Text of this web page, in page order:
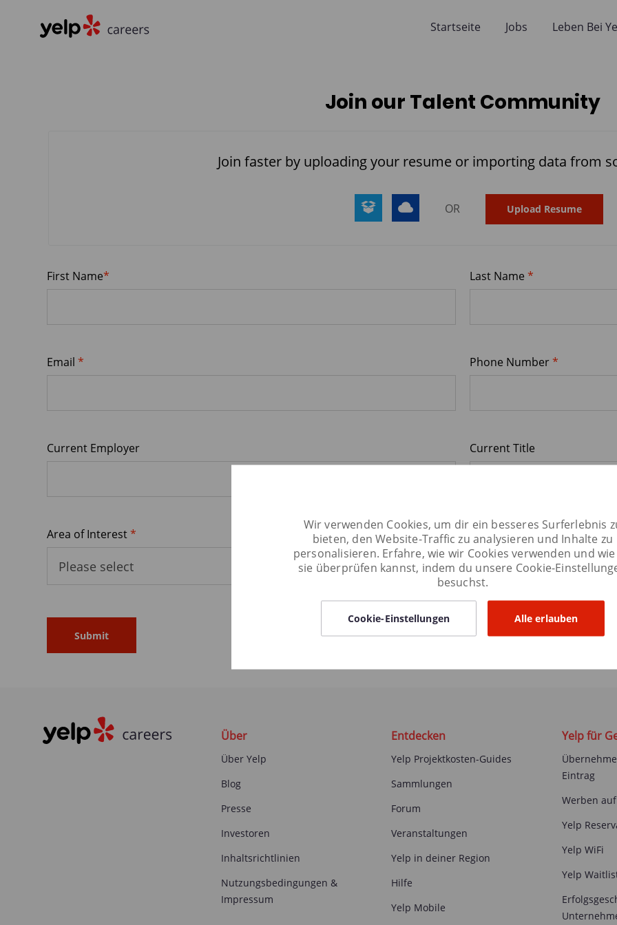
Wir verwenden Cookies, um dir ein besseres Surferlebnis
bieten, den Website-Traffic zu analysieren und Inhalte zu
personalisieren. Erfahre, wie wir Cookies verwenden und
sie überprüfen kannst, indem du unsere Cookie-
besuchst.
Cookie-Einstellungen Alle erlauben
Startseite Jobs Leben Bei
Join our Talent Community
Join faster by uploading your resume or importing data from
OR
First Name* Last Name *
Email * Phone Number*
Current Employer Current Title
Area of Interest*
Über
Über Yelp
Blog
Presse
Investoren
Inhaltsrichtlinien
Nutzungsbedingungen &
Impressum
Entdecken
Yelp Projektkosten-Guides
Sammlungen
Forum
Veranstaltungen
Yelp in deiner Region
Hilfe
Yelp Mobile
Yelp für
Eintrag
Werben
Yelp
Yelp WiFi
Yelp